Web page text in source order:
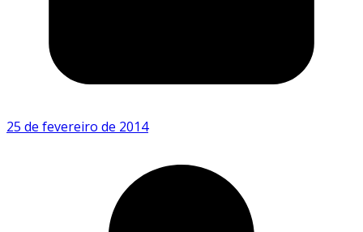
25 de fevereiro de 2014